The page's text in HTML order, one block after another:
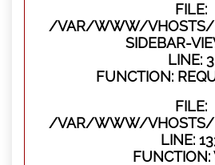
FILE:
/VAR/WWW/VHOSTS/
SIDEBAR-
LINE: 3
FUNCTION:
FILE:
/VAR/WWW/VHOSTS/
LINE:
FUNCTION: